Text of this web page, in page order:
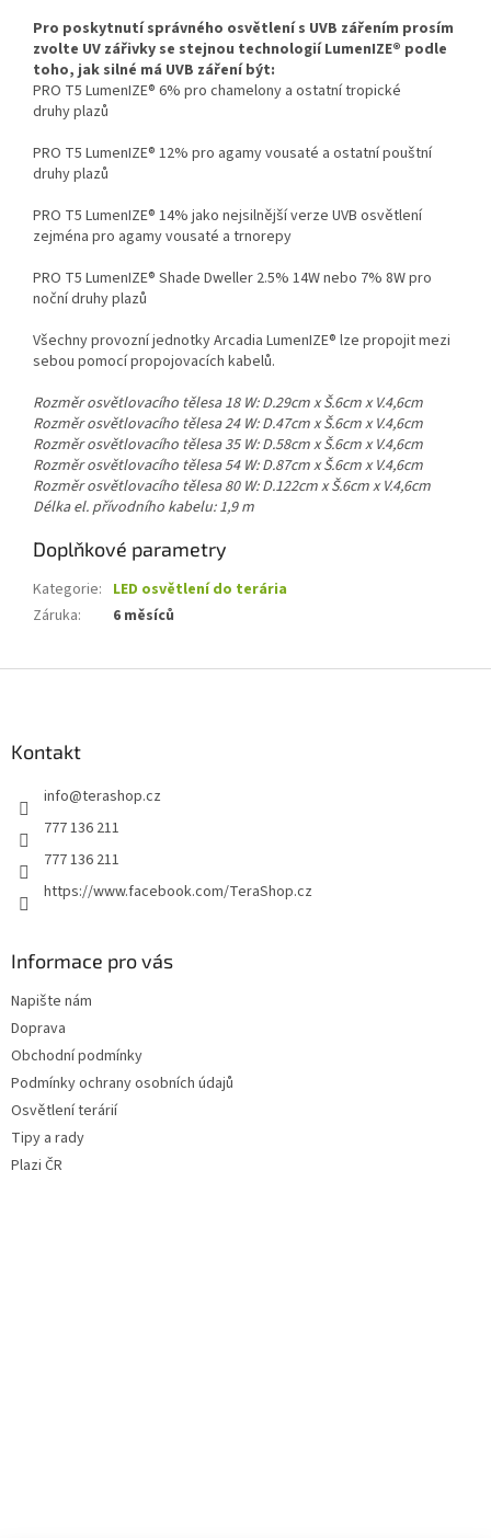
Pro poskytnutí správného osvětlení s UVB zářením prosím
zvolte UV zářivky se stejnou technologií LumenIZE® podle
toho, jak silné má UVB záření být:
PRO T5 LumenIZE® 6% pro chamelony a ostatní tropické
druhy plazů
PRO T5 LumenIZE® 12% pro agamy vousaté a ostatní pouštní
druhy plazů
PRO T5 LumenIZE® 14% jako nejsilnější verze UVB osvětlení
zejména pro agamy vousaté a trnorepy
PRO T5 LumenIZE® Shade Dweller 2.5% 14W nebo 7% 8W pro
noční druhy plazů
Všechny provozní jednotky Arcadia LumenIZE® lze propojit mezi
sebou pomocí propojovacích kabelů.
Rozměr osvětlovacího tělesa 18 W: D.29cm x Š.6cm x V.4,6cm
Rozměr osvětlovacího tělesa 24 W: D.47cm x Š.6cm x V.4,6cm
Rozměr osvětlovacího tělesa 35 W: D.58cm x Š.6cm x V.4,6cm
Rozměr osvětlovacího tělesa 54 W: D.87cm x Š.6cm x V.4,6cm
Rozměr osvětlovacího tělesa 80 W: D.122cm x Š.6cm x V.4,6cm
Délka el. přívodního kabelu: 1,9 m
Doplňkové parametry
Kategorie: LED osvětlení do terária
Záruka: 6 měsíců
Kontakt
info@terashop.cz
777 136 211
777 136 211
https://www.facebook.com/TeraShop.cz
Informace pro vás
Napište nám
Doprava
Obchodní podmínky
Podmínky ochrany osobních údajů
Osvětlení terárií
Tipy a rady
Plazi ČR